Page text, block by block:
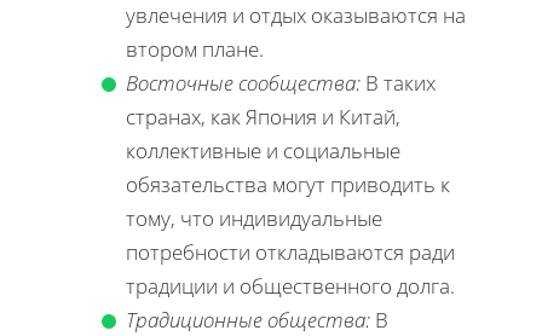
увлечения и отдых оказываются на
втором плане.
Восточные сообщества: В таких
странах, как Япония и Китай,
коллективные и социальные
обязательства могут приводить к
тому, что индивидуальные
потребности откладываются ради
традиции и общественного долга.
Традиционные общества: В